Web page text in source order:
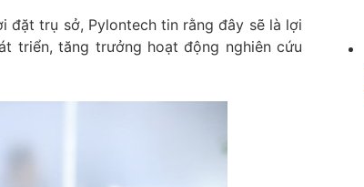
đặt trụ sở, Pylontech tin rằng đây sẽ là lợi
triển, tăng trưởng hoạt động nghiên cứu